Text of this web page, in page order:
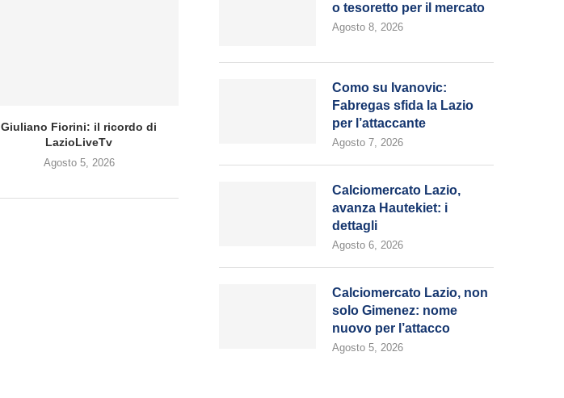
Giuliano Fiorini: il ricordo di
LazioLiveTv
Agosto 5, 2026
o tesoretto per il mercato
Agosto 8, 2026
Como su Ivanovic:
Fabregas sfida la Lazio
per l’attaccante
Agosto 7, 2026
Calciomercato Lazio,
avanza Hautekiet: i
dettagli
Agosto 6, 2026
Calciomercato Lazio, non
solo Gimenez: nome
nuovo per l’attacco
Agosto 5, 2026